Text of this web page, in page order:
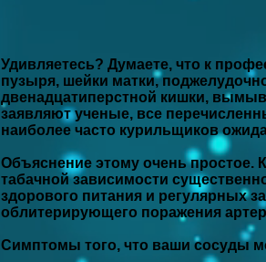
Удивляетесь? Думаете, что к
пузыря, шейки матки,
двенадцатиперстной кишки,
заявляют ученые, все
наиболее часто курильщиков
Объяснение этому очень простое.
табачной зависимости
здорового питания и регулярных
облитерирующего поражения
Симптомы того, что ваши сосуды